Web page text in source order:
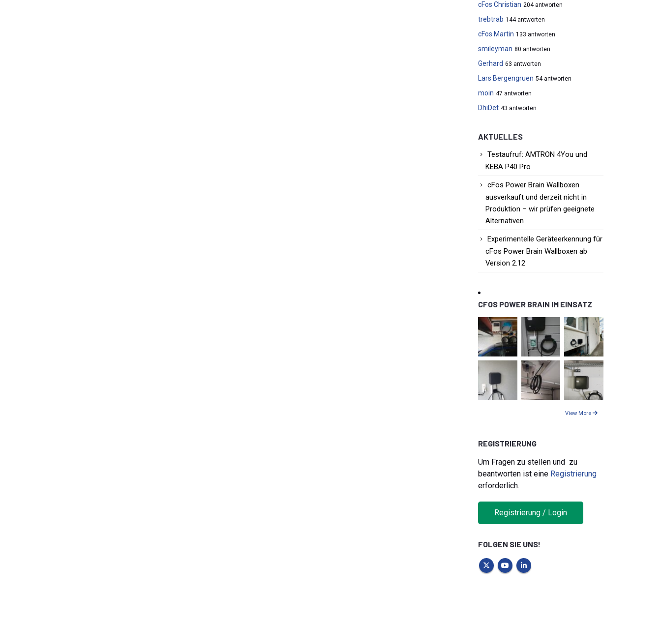
cFos Christian 204 antworten
trebtrab 144 antworten
cFos Martin 133 antworten
smileyman 80 antworten
Gerhard 63 antworten
Lars Bergengruen 54 antworten
moin 47 antworten
DhiDet 43 antworten
AKTUELLES
Testaufruf: AMTRON 4You und
KEBA P40 Pro
cFos Power Brain Wallboxen
ausverkauft und derzeit nicht in
Produktion – wir prüfen geeignete
Alternativen
Experimentelle Geräteerkennung für
cFos Power Brain Wallboxen ab
Version 2.12
CFOS POWER BRAIN IM EINSATZ
View More
REGISTRIERUNG
Um Fragen zu stellen und zu
beantworten ist eine Registrierung
erforderlich.
Registrierung / Login
FOLGEN SIE UNS!